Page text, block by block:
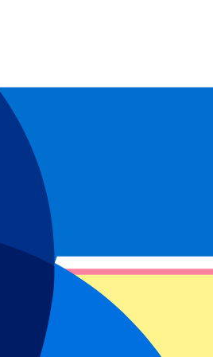
Tickets verfügbar sind.